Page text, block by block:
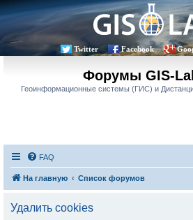
Twitter Facebook
Форумы GIS-
Геоинформационные системы (ГИС) и
FAQ
На главную Список форумов
Удалить cookies